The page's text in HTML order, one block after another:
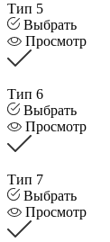
Тип 5
Выбрать
Просмотр
Тип 6
Выбрать
Просмотр
Тип 7
Выбрать
Просмотр